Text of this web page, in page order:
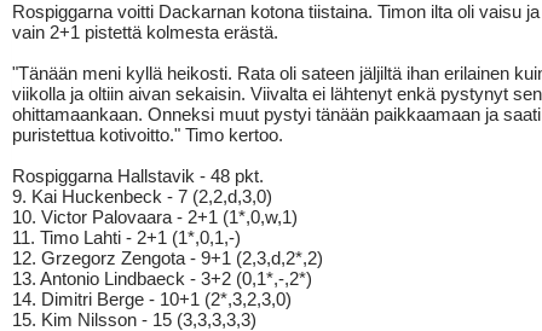
Rospiggarna voitti Dackarnan kotona tiistaina. Timon ilta oli vaisu
vain 2+1 pistettä kolmesta erästä.
"Tänään meni kyllä heikosti. Rata oli sateen jäljiltä ihan erilainen
viikolla ja oltiin aivan sekaisin. Viivalta ei lähtenyt enkä pystynyt
ohittamaankaan. Onneksi muut pystyi tänään paikkaamaan ja
puristettua kotivoitto." Timo kertoo.
Rospiggarna Hallstavik - 48 pkt.
9. Kai Huckenbeck - 7 (2,2,d,3,0)
10. Victor Palovaara - 2+1 (1*,0,w,1)
11. Timo Lahti - 2+1 (1*,0,1,-)
12. Grzegorz Zengota - 9+1 (2,3,d,2*,2)
13. Antonio Lindbaeck - 3+2 (0,1*,-,2*)
14. Dimitri Berge - 10+1 (2*,3,2,3,0)
15. Kim Nilsson - 15 (3,3,3,3,3)